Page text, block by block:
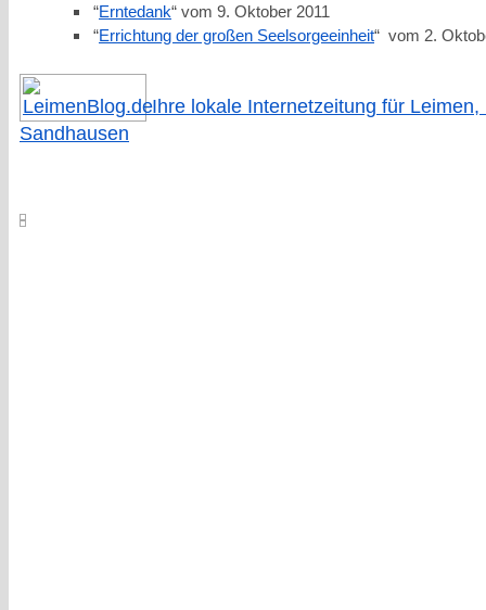
“Erntedank“ vom 9. Oktober 2011
“Errichtung der großen Seelsorgeeinheit“ vom 2.
Ihre lokale Internetzeitung für Leimen,
Sandhausen